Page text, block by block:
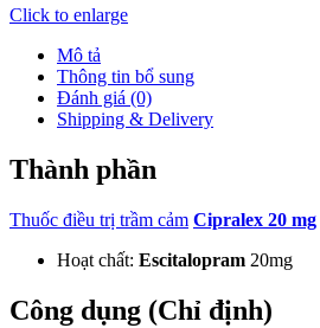
Click to enlarge
Mô tả
Thông tin bổ sung
Đánh giá (0)
Shipping & Delivery
Thành phần
Thuốc điều trị trầm cảm Cipralex 20 mg
Hoạt chất: Escitalopram 20mg
Công dụng (Chỉ định)